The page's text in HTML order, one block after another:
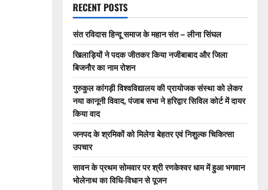
RECENT POSTS
संत रविदास हिन्दू समाज के महान संत – लीना सिंघल
खिलाड़ियों ने पदक जीतकर किया नजीबाबाद और जिला
बिजनौर का नाम रोशन
गुरुकुल कांगड़ी विश्वविद्यालय की प्रायोजक संस्था को लेकर
नया कानूनी विवाद, पंजाब सभा ने हरिद्वार सिविल कोर्ट में दायर
किया वाद
जनपद के श्रमिकों को मिलेगा बेहतर एवं निशुल्क चिकित्सा
उपचार
सावन के प्रथम सोमवार पर श्री रणकेश्वर धाम में हुआ भगवान
भोलेनाथ का विधि-विधान से पूजन